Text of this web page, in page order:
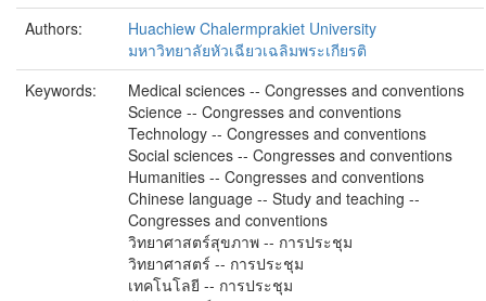
Authors:
Huachiew Chalermprakiet University
มหาวิทยาลัยหัวเฉียวเฉลิมพระเกียรติ
Keywords:
Medical sciences -- Congresses and conventions
Science -- Congresses and conventions
Technology -- Congresses and conventions
Social sciences -- Congresses and conventions
Humanities -- Congresses and conventions
Chinese language -- Study and teaching --
Congresses and conventions
วิทยาศาสตร์สุขภาพ -- การประชุม
วิทยาศาสตร์ -- การประชุม
เทคโนโลยี -- การประชุม